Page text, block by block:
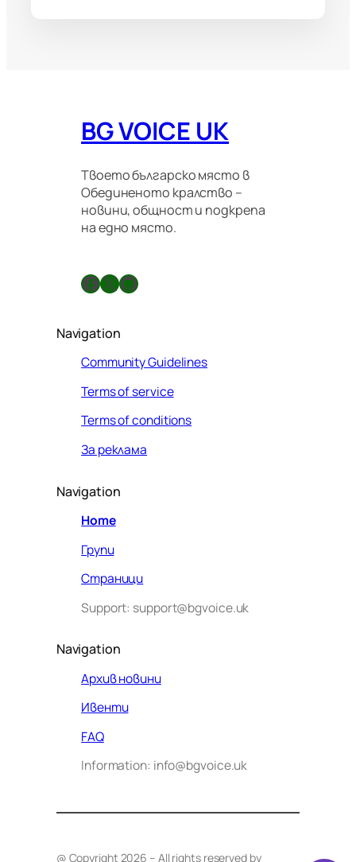
BG VOICE UK
Твоето българско място в
Обединеното кралство –
новини, общност и подкрепа
на едно място.
Facebook X GitHub
Navigation
Community Guidelines
Terms of service
Terms of conditions
За реклама
Navigation
Home
Групи
Страници
Support: support@bgvoice.uk
Navigation
Архив новини
Ивенти
FAQ
Information: info@bgvoice.uk
@ Copyright 2026 – All rights reserved by
VOICE UK. С какво мога да